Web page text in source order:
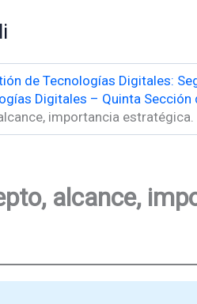
de Tecnologías Digitales:
Digitales – Quinta Sección
importancia
alcance,